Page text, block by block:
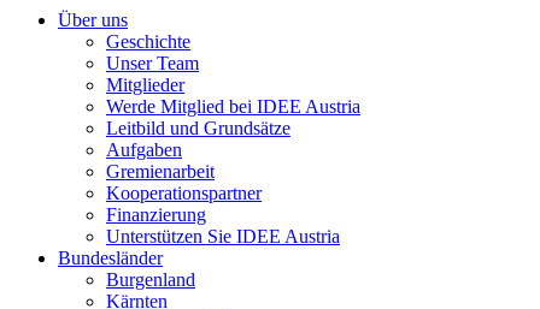
Über uns
Geschichte
Unser Team
Mitglieder
Werde Mitglied bei IDEE Austria
Leitbild und Grundsätze
Aufgaben
Gremienarbeit
Kooperationspartner
Finanzierung
Unterstützen Sie IDEE Austria
Bundesländer
Burgenland
Kärnten